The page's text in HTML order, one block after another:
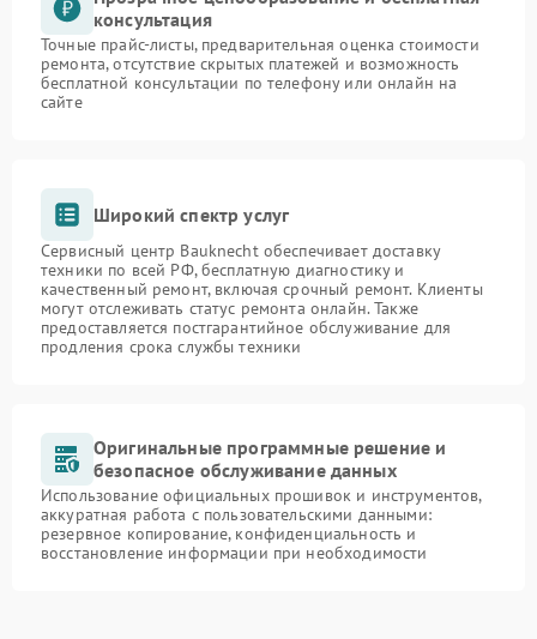
консультация
Точные прайс-листы, предварительная оценка стоимости
ремонта, отсутствие скрытых платежей и возможность
бесплатной консультации по телефону или онлайн на
сайте
Широкий спектр услуг
Сервисный центр Bauknecht обеспечивает доставку
техники по всей РФ, бесплатную диагностику и
качественный ремонт, включая срочный ремонт. Клиенты
могут отслеживать статус ремонта онлайн. Также
предоставляется постгарантийное обслуживание для
продления срока службы техники
Оригинальные программные решение и
безопасное обслуживание данных
Использование официальных прошивок и инструментов,
аккуратная работа с пользовательскими данными:
резервное копирование, конфиденциальность и
восстановление информации при необходимости